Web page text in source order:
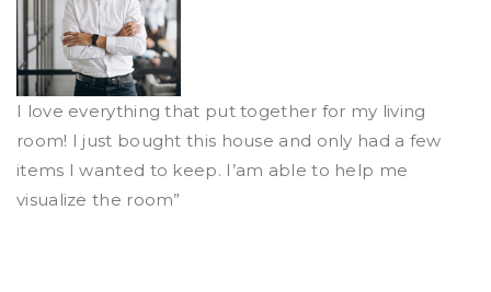
I love everything that put together for my living
room! I just bought this house and only had a few
items I wanted to keep. I’am able to help me
visualize the room”